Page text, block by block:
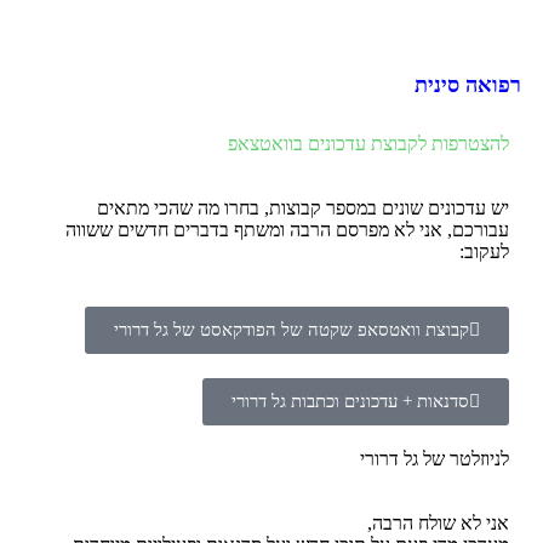
רפואה סינית
להצטרפות לקבוצת עדכונים בוואטצאפ
יש עדכונים שונים במספר קבוצות, בחרו מה שהכי מתאים
עבורכם, אני לא מפרסם הרבה ומשתף בדברים חדשים ששווה
לעקוב:
קבוצת וואטסאפ שקטה של הפודקאסט של גל דרורי
סדנאות + עדכונים וכתבות גל דרורי
לניוזלטר של גל דרורי
אני לא שולח הרבה,